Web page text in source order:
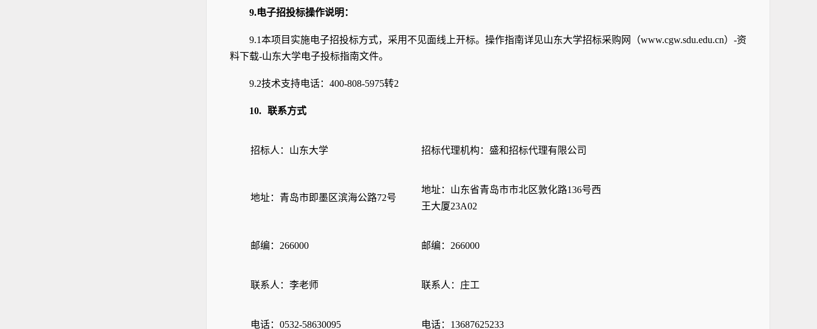
9.电子招投标操作说明 ：
9.1本项目 实施电子招投标方式，采用不见面线上开标。操作指南详见山东大学招标采购网（www.cgw.sdu.edu.cn）-资
料下载-山东大学电子投标指南文件。
9.2技术支持电话：400-808-5975转2
10. 联系方式
招标人：山东大学 招标代理机构：盛和招标代理有限公司
地址： 青岛市即墨区滨海公路72号
地址：山东省青岛市市北区敦化路136号西
王大厦23A02
邮编：266000 邮编：266000
联系人： 李老师 联系人：庄工
电话： 0532-58630095 电话：13687625233